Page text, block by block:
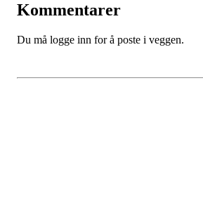
Kommentarer
Du må logge inn for å poste i veggen.